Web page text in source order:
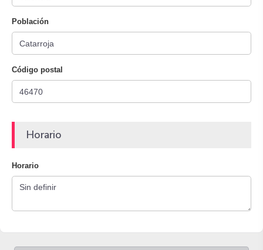
Población
Código postal
Horario
Horario